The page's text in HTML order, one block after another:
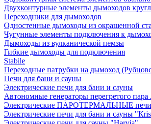
Двухконтурные элементы дымоходов
Переходники для дымоходов
Одностенные дымоходы из окрашенной
Чугунные элементы подключения к
Дымоходы из вулканической пемзы
Гибкие дымоходы для подключения
Stabile
Переходные патрубки на дымоход
Печи для бани и сауны
Электрические печи для бани и сауны
Автономные генераторы перегретого
Электрические ПАРОТЕРМАЛЬНЫЕ печи
Электрические печи для бани и сауны